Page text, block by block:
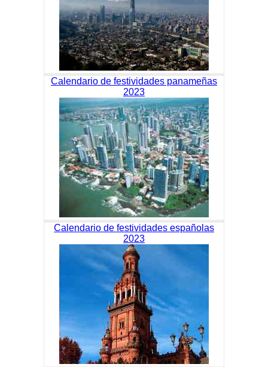
Calendario de festividades panameñas
2023
Calendario de festividades españolas
2023